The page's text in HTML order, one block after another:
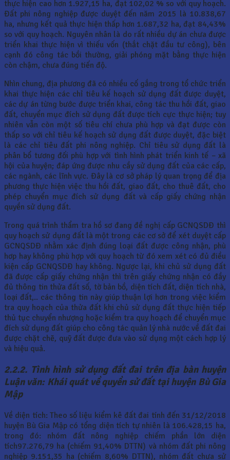
thực hiện cao hơn 1.927,15 ha, đạt 102,02 % so với quy hoạch.
Đất phi nông nghiệp được duyệt đến năm 2015 là 10.838,67
ha, nhưng kết quả thực hiện thấp hơn 1.687,32 ha, đạt 84,43%
so với quy hoạch. Nguyên nhân là do rất nhiều dự án chưa được
triển khai thực hiện vì thiếu vốn (thắt chặt đầu tư công), bên
cạnh đó công tác bồi thường, giải phóng mặt bằng thực hiện
còn chậm, chưa đúng tiến độ.
Nhìn chung, địa phương đã có nhiều cố gắng trong tổ chức triển
khai thực hiện các chỉ tiêu kế hoạch sử dụng đất được duyệt,
các dự án từng bước được triển khai, công tác thu hồi đất, giao
đất, chuyển mục đích sử dụng đất được tích cực thực hiện; tuy
nhiên vẫn còn một số tiêu chí chưa phù hợp và đạt được còn
thấp so với chỉ tiêu kế hoạch sử dụng đất được duyệt, đặc biệt
là các chỉ tiêu đất phi nông nghiệp. Chỉ tiêu sử dụng đất là
phân bổ tương đối phù hợp với tình hình phát triển kinh tế – xã
hội của huyện; đáp ứng được nhu cầy sử dụng đất của các cấp,
các ngành, các lĩnh vực. Đây là cơ sở pháp lý quan trọng để địa
phương thực hiện việc thu hồi đất, giao đất, cho thuê đất, cho
phép chuyển mục đích sử dụng đất và cấp giấy chứng nhận
quyền sử dụng đất.
Trong quá trình thẩm tra hồ sơ đang đề nghị cấp GCNQSDĐ thì
quy hoạch sử dụng đất là một trong các cơ sở để xét duyệt cấp
GCNQSDĐ nhằm xác định đúng loại đất được công nhận, phù
hơp hay không phù hợp với quy hoạch từ đó xem xét có đủ điều
kiện cấp GCNQSDĐ hay không. Ngược lại, khi chủ sử dụng đất
đã được cấp giấy chứng nhận thì trên giấy chứng nhận có đầy
đủ thông tin thửa đất số, tờ bản bồ, diện tích đất, diện tích nhà,
loại đất,.. các thông tin này giúp thuận lợi hơn trong việc kiểm
tra quy hoạch của thửa đất khi chủ sử dụng đất thực hiện tiếp
thủ tục chuyển nhượng hoặc kiểm tra quy hoạch để chuyển mục
đích sử dụng đất giúp cho công tác quản lý nhà nước về đất đai
được chặt chẽ, quỹ đất được đưa vào sử dụng một cách hợp lý
và hiệu quả.
2.2.2. Tình hình sử dụng đất đai trên địa bàn huyện
Luận văn: Khái quát về quyền sử đất tại huyện Bù Gia
Mập
Về diện tích: Theo số liệu kiểm kê đất đai tính đến 31/12/2018
huyện Bù Gia Mập có tổng diện tích tự nhiên là 106.428,15 ha,
trong đó: nhóm đất nông nghiệp chiếm phần lớn diện
tích97.276,79 ha (chiếm 91,40% DTTN) và nhóm đất phi nông
nghiệp 9.151,35 ha (chiếm 8,60% DTTN), nhóm đất chưa sử